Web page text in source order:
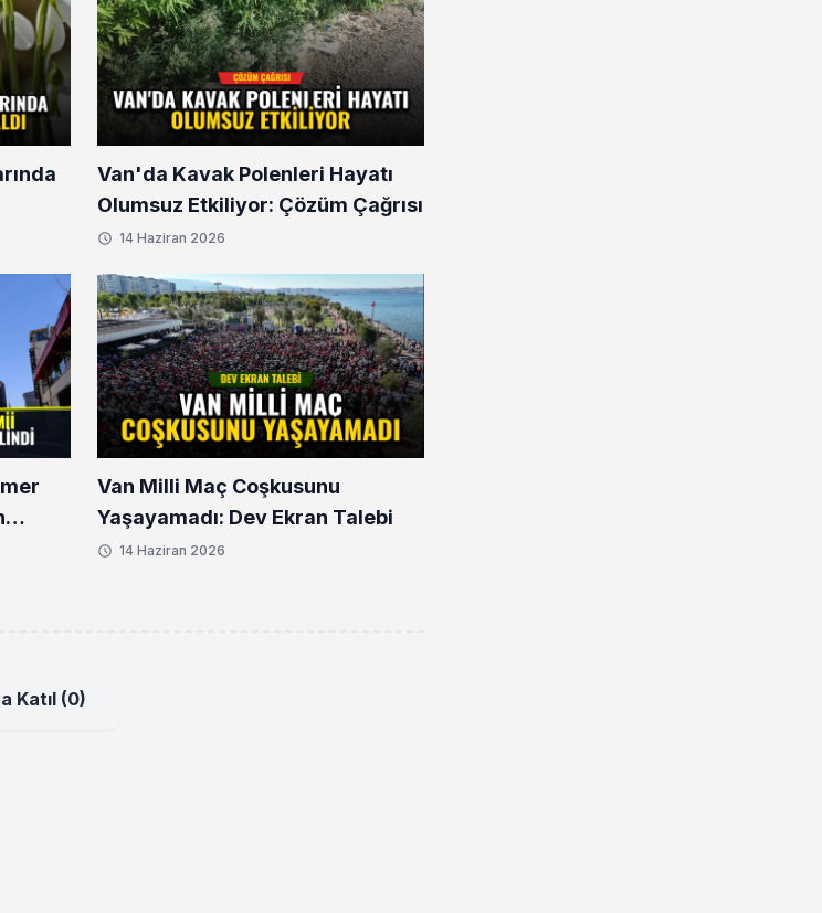
Van'da Kavak Polenleri Hayatı
Olumsuz Etkiliyor: Çözüm Çağrısı
14 Haziran 2026
Van Milli Maç Coşkusunu
Yaşayamadı: Dev Ekran Talebi
14 Haziran 2026
Katıl (0)